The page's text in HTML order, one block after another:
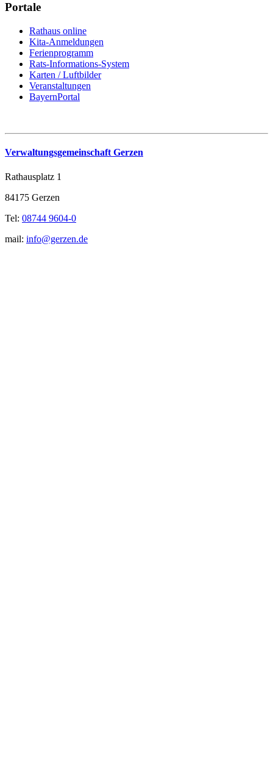
Portale
Rathaus online
Kita-Anmeldungen
Ferienprogramm
Rats-Informations-System
Karten / Luftbilder
Veranstaltungen
BayernPortal
Verwaltungsgemeinschaft Gerzen
Rathausplatz 1
84175 Gerzen
Tel: 08744 9604-0
mail: info@gerzen.de